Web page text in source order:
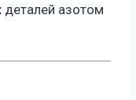
деталей азотом